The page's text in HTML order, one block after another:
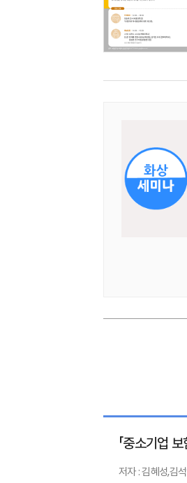
「중소기업
저자 : 김혜성,김